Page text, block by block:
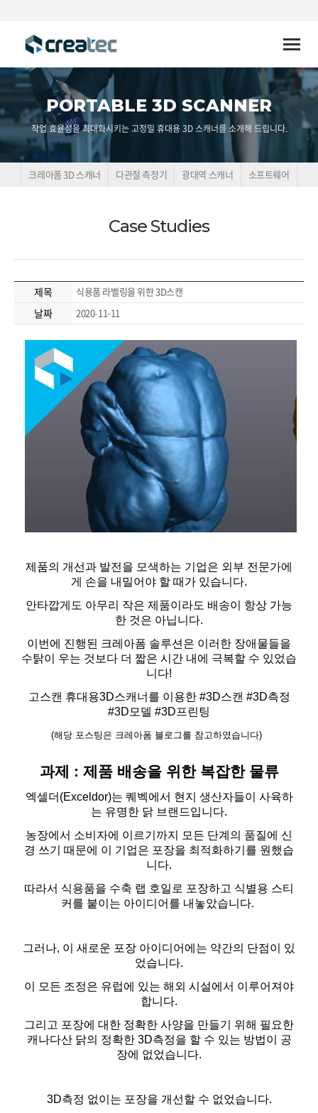
Toggle
PORTABLE 3D SCANNER
작업 효율성을 최대화시키는 고정밀 휴대용 3D 스캐너를 소개해 드립니다.
크레아폼 3D 스캐너 다관절 측정기 광대역 스캐너 소프트웨어
Case Studies
제목 식용품 라벨링을 위한 3D스캔
날짜 2020-11-11